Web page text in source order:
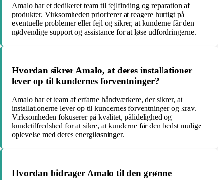
Amalo har et dedikeret team til fejlfinding og reparation af
produkter. Virksomheden prioriterer at reagere hurtigt på
eventuelle problemer eller fejl og sikrer, at kunderne får den
nødvendige support og assistance for at løse udfordringerne.
Hvordan sikrer Amalo, at deres installationer
lever op til kundernes forventninger?
Amalo har et team af erfarne håndværkere, der sikrer, at
installationerne lever op til kundernes forventninger og krav.
Virksomheden fokuserer på kvalitet, pålidelighed og
kundetilfredshed for at sikre, at kunderne får den bedst mulige
oplevelse med deres energiløsninger.
Hvordan bidrager Amalo til den grønne